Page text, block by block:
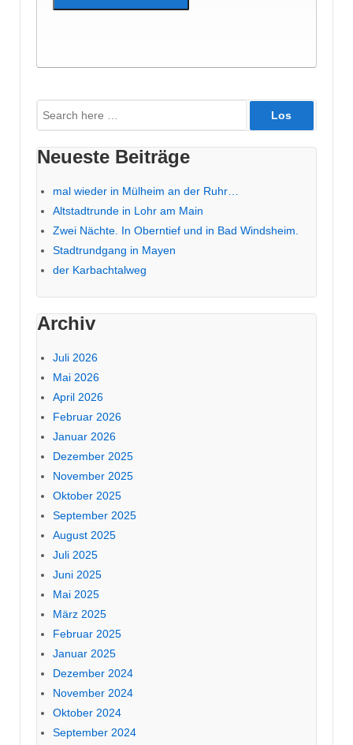
Suche
nach:
Neueste Beiträge
mal wieder in Mülheim an der Ruhr…
Altstadtrunde in Lohr am Main
Zwei Nächte. In Oberntief und in Bad Windsheim.
Stadtrundgang in Mayen
der Karbachtalweg
Archiv
Juli 2026
Mai 2026
April 2026
Februar 2026
Januar 2026
Dezember 2025
November 2025
Oktober 2025
September 2025
August 2025
Juli 2025
Juni 2025
Mai 2025
März 2025
Februar 2025
Januar 2025
Dezember 2024
November 2024
Oktober 2024
September 2024